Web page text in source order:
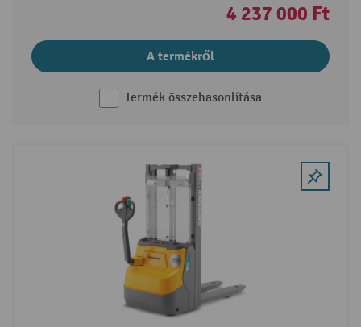
4 237 000 Ft
A termékről
Termék összehasonlítása